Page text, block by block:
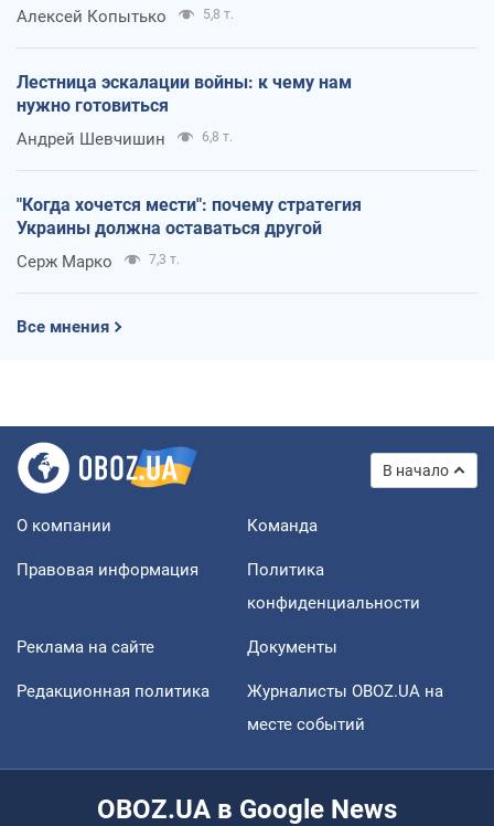
Алексей Копытько 5,8 т.
Лестница эскалации войны: к чему нам
нужно готовиться
Андрей Шевчишин 6,8 т.
"Когда хочется мести": почему стратегия
Украины должна оставаться другой
Серж Марко 7,3 т.
Все мнения
В начало
О компании Команда
Правовая информация
Политика
конфиденциальности
Реклама на сайте Документы
Редакционная политика
Журналисты OBOZ.UA на
месте событий
OBOZ.UA в Google News